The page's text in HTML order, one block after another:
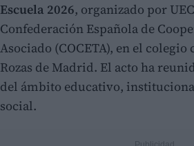
Escuela 2026, organizado por
Confederación Española de
Asociado (COCETA), en el colegio
Rozas de Madrid. El acto ha
del ámbito educativo,
social.